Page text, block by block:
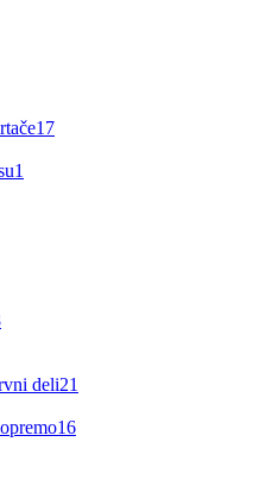
17
1
deli21
16